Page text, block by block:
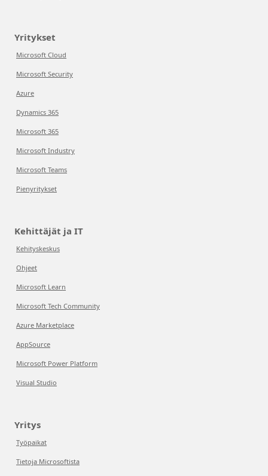
Yritykset
Microsoft Cloud
Microsoft Security
Azure
Dynamics 365
Microsoft 365
Microsoft Industry
Microsoft Teams
Pienyritykset
Kehittäjät ja IT
Kehityskeskus
Ohjeet
Microsoft Learn
Microsoft Tech Community
Azure Marketplace
AppSource
Microsoft Power Platform
Visual Studio
Yritys
Työpaikat
Tietoja Microsoftista